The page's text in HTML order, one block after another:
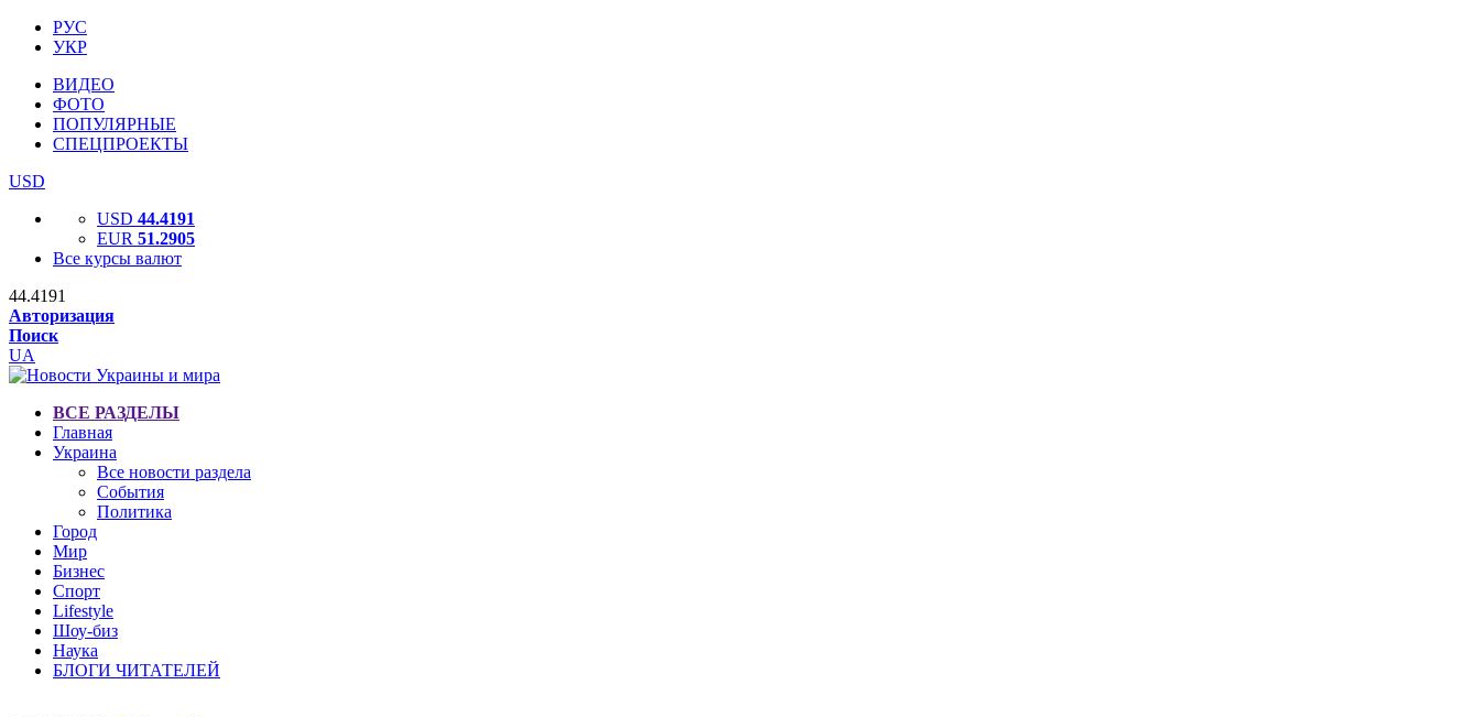
РУС
УКР
ВИДЕО
ФОТО
ПОПУЛЯРНЫЕ
СПЕЦПРОЕКТЫ
USD
USD 44.4191
EUR 51.2905
Все курсы валют
44.4191
Авторизация
Поиск
UA
ВСЕ РАЗДЕЛЫ
Главная
Украина
Все новости раздела
События
Политика
Город
Мир
Бизнес
Спорт
Lifestyle
Шоу-биз
Наука
БЛОГИ ЧИТАТЕЛЕЙ